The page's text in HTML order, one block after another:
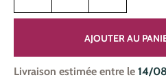
AJOUTER AU
Livraison estimée entre le 14/